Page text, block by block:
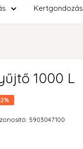
Kertgondozás
1000 L
5903047100